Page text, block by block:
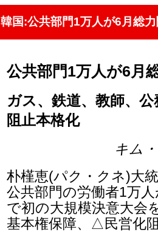
韓国:公共部門1万人が6月総
公共部門1万人が6月
ガス、鉄道、教師、
阻止本格化
キム
朴槿恵(パク・クネ)大
公共部門の労働者1万
で初の大規模決意大
基本権保障、△民営化